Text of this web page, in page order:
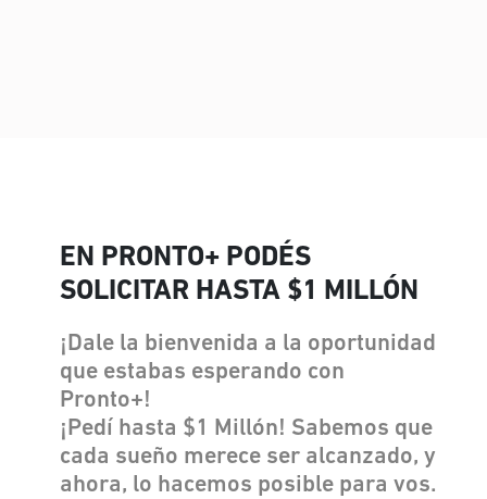
EN PRONTO+ PODÉS
SOLICITAR HASTA $1 MILLÓN
¡Dale la bienvenida a la oportunidad
que estabas esperando con
Pronto+!
¡Pedí hasta $1 Millón! Sabemos que
cada sueño merece ser alcanzado, y
ahora, lo hacemos posible para vos.